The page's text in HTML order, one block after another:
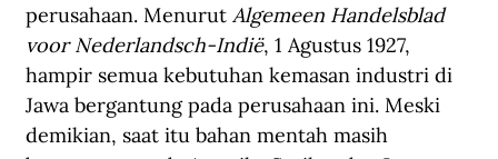
perusahaan. Menurut Algemeen Handelsblad
voor Nederlandsch-Indië, 1 Agustus 1927,
hampir semua kebutuhan kemasan industri di
Jawa bergantung pada perusahaan ini. Meski
demikian, saat itu bahan mentah masih